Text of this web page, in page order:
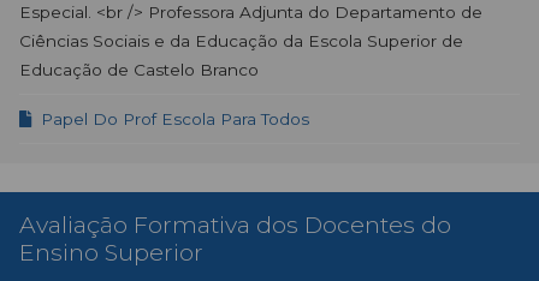
Especial. <br /> Professora Adjunta do Departamento de
Ciências Sociais e da Educação da Escola Superior de
Educação de Castelo Branco
Papel Do Prof Escola Para Todos
Avaliação Formativa dos Docentes do
Ensino Superior